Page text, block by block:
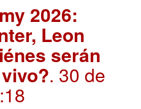
2026:
Leon
serán
. 30 de